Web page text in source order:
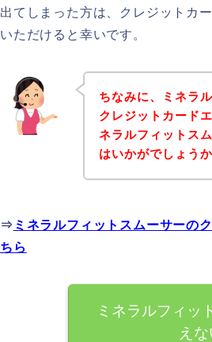
出てしまった方は、クレジットカ
いただけると幸いです。
ちなみに、ミネラ
クレジットカード
ネラルフィットス
はいかがでしょう
⇒ ミネラルフィットスムーサーの
ちら
ミネラルフィッ
え